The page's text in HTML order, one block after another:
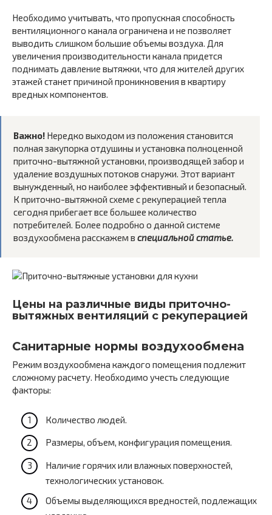
Необходимо учитывать, что пропускная способность
вентиляционного канала ограничена и не позволяет
выводить слишком большие объемы воздуха. Для
увеличения производительности канала придется
поднимать давление вытяжки, что для жителей других
этажей станет причиной проникновения в квартиру
вредных компонентов.
Важно! Нередко выходом из положения становится
полная закупорка отдушины и установка полноценной
приточно-вытяжной установки, производящей забор и
удаление воздушных потоков снаружи. Этот вариант
вынужденный, но наиболее эффективный и безопасный.
К приточно-вытяжной схеме с рекуперацией тепла
сегодня прибегает все большее количество
потребителей. Более подробно о данной системе
воздухообмена расскажем в специальной статье.
Цены на различные виды приточно-
вытяжных вентиляций с рекуперацией
Санитарные нормы воздухообмена
Режим воздухообмена каждого помещения подлежит
сложному расчету. Необходимо учесть следующие
факторы:
Количество людей.
Размеры, объем, конфигурация помещения.
Наличие горячих или влажных поверхностей,
технологических установок.
Объемы выделяющихся вредностей, подлежащих